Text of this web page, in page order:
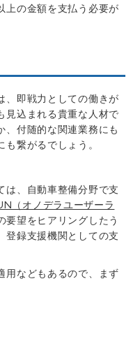
上の金額を支払う必要が
、即戦力としての働きが
見込まれる貴重な人材で
、付随的な関連業務にも
繋がるでしょう。
は、自動車整備分野で支
（オノデラユーザーラ
要望をヒアリングしたう
登録支援機関としての支
用などもあるので、まず